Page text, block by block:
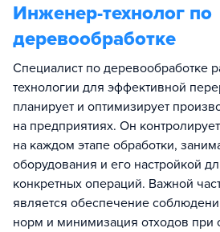
Инженер-технолог по
деревообработке
Специалист по деревообработке
технологии для эффективной
планирует и оптимизирует
на предприятиях. Он
на каждом этапе обработки,
оборудования и его настройкой
конкретных операций. Важной
является обеспечение
норм и минимизация отходов при